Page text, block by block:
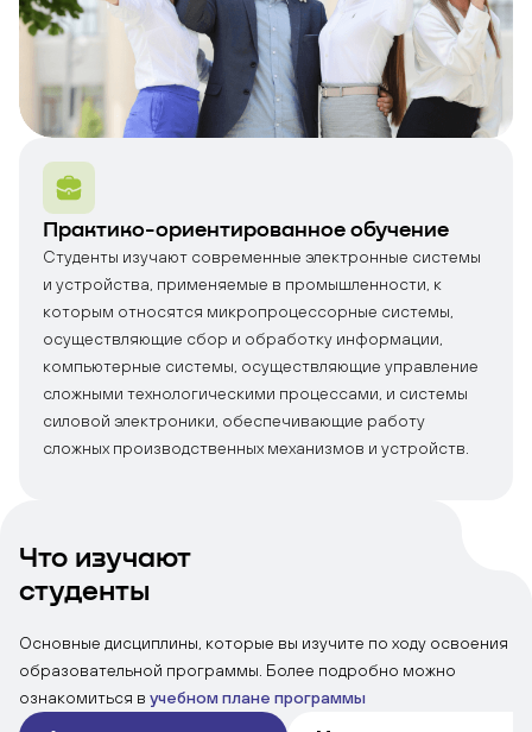
Практико-ориентированное обучение
Студенты изучают современные электронные системы
и устройства, применяемые в промышленности, к
которым относятся микропроцессорные системы,
осуществляющие сбор и обработку информации,
компьютерные системы, осуществляющие управление
сложными технологическими процессами, и системы
силовой электроники, обеспечивающие работу
сложных производственных механизмов и устройств.
Что изучают
студенты
Основные дисциплины, которые вы изучите по ходу освоения
образовательной программы. Более подробно можно
ознакомиться в учебном плане программы